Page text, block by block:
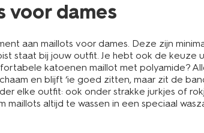
voor dames
aan maillots voor dames. Deze zijn
staat bij jouw outfit. Je hebt ook de
katoenen maillot met polyamide?
en blijft ‘ie goed zitten, maar zit de
elke outfit: ook onder strakke jurkjes of
maillots altijd te wassen in een speciaal